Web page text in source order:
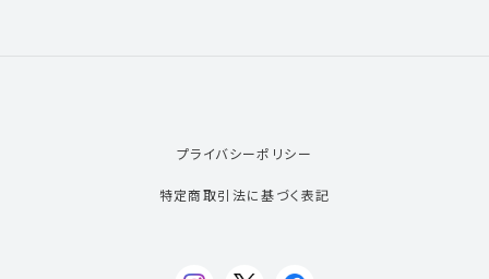
プライバシーポリシー
特定商取引法に基づく表記